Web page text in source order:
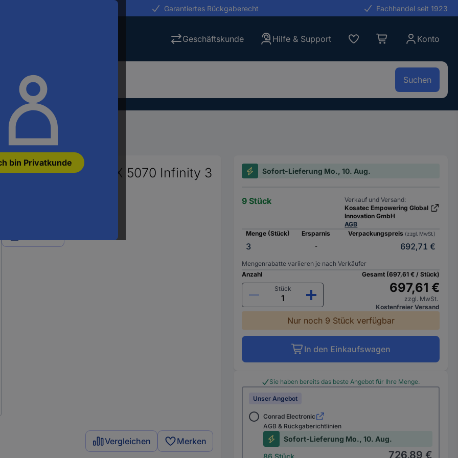
bin Privatkunde
Garantiertes Rückgaberecht Fachhandel seit 1923
Geschäftskunde Hilfe & Support Konto
Suchen
Grafikkarten
5070 GeForce RTX 5070 Infinity 3
Vergleichen Merken
Sofort-Lieferung Mo., 10. Aug.
9 Stück
Verkauf und Versand:
Kosatec Empowering Global
Innovation GmbH
AGB
Menge (Stück)
Ersparnis Verpackungspreis (zzgl. MwSt.)
3 - 692,71 €
Mengenrabatte variieren je nach Verkäufer
Anzahl
Stück
Gesamt (697,61 € / Stück)
697,61 €
zzgl. MwSt.
Kostenfreier Versand
Nur noch 9 Stück verfügbar
In den Einkaufswagen
Sie haben bereits das beste Angebot für Ihre Menge.
Unser Angebot
Conrad Electronic
AGB & Rückgaberichtlinien
Sofort-Lieferung Mo., 10. Aug.
86 Stück
726,89 €